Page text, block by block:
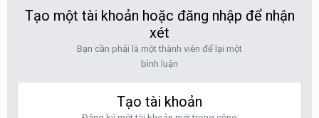
Tạo một tài khoản hoặc đăng nhập để nhận
xét
Bạn cần phải là một thành viên để lại một
bình luận
Tạo tài khoản